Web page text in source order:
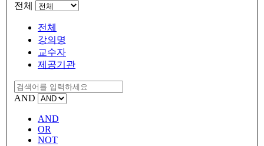
전체
전체
강의명
교수자
제공기관
AND
AND
OR
NOT